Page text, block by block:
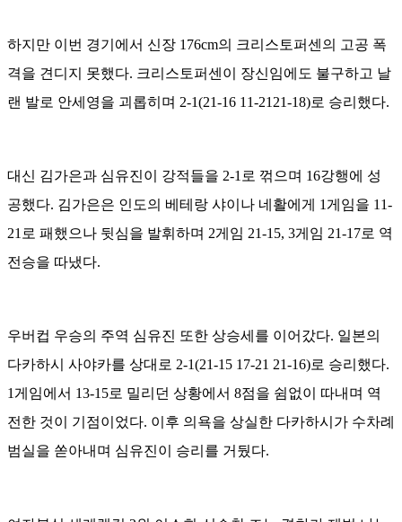
하지만 이번 경기에서 신장 176cm의 크리스토퍼센의 고공 폭
격을 견디지 못했다. 크리스토퍼센이 장신임에도 불구하고 날
랜 발로 안세영을 괴롭히며 2-1(21-16 11-2121-18)로 승리했다.
대신 김가은과 심유진이 강적들을 2-1로 꺾으며 16강행에 성
공했다. 김가은은 인도의 베테랑 샤이나 네활에게 1게임을 11-
21로 패했으나 뒷심을 발휘하며 2게임 21-15, 3게임 21-17로 역
전승을 따냈다.
우버컵 우승의 주역 심유진 또한 상승세를 이어갔다. 일본의
다카하시 사야카를 상대로 2-1(21-15 17-21 21-16)로 승리했다.
1게임에서 13-15로 밀리던 상황에서 8점을 쉼없이 따내며 역
전한 것이 기점이었다. 이후 의욕을 상실한 다카하시가 수차례
범실을 쏟아내며 심유진이 승리를 거뒀다.